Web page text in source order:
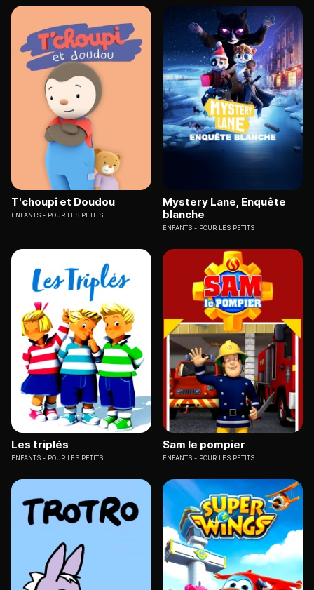
T'choupi et Doudou
ENFANTS POUR LES PETITS
Mystery Lane, Enquête
blanche
ENFANTS POUR LES PETITS
Les triplés
ENFANTS POUR LES PETITS
Sam le pompier
ENFANTS POUR LES PETITS